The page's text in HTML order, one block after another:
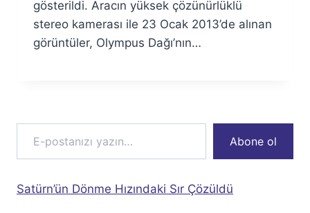
gösterildi. Aracın yüksek çözünürlüklü
stereo kamerası ile 23 Ocak 2013’de alınan
görüntüler, Olympus Dağı’nın…
E-postanızı yazın…
Abone ol
Satürn’ün Dönme Hızındaki Sır Çözüldü